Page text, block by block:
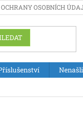
OSOBNÍCH